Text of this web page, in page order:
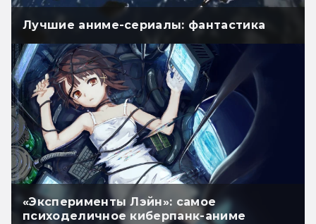
Лучшие аниме-сериалы: фантастика
«Эксперименты Лэйн»: самое
психоделичное киберпанк-аниме